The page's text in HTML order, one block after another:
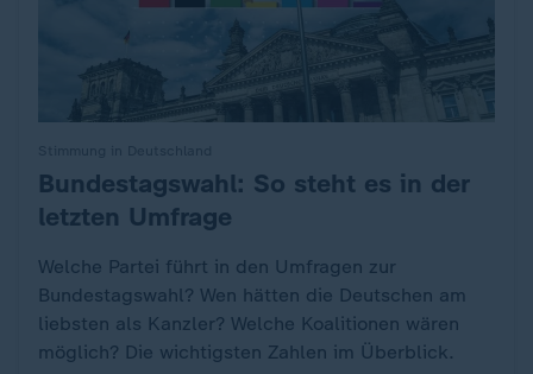
:Bundestagswahl: So steht es in der
letzten Umfrage
Welche Partei führt in den Umfragen zur
Bundestagswahl? Wen hätten die Deutschen am
liebsten als Kanzler? Welche Koalitionen wären
möglich? Die wichtigsten Zahlen im Überblick.